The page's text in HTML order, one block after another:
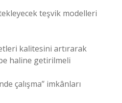
teşvik modelleri
kalitesini artırarak
haline getirilmeli
çalışma” imkânları